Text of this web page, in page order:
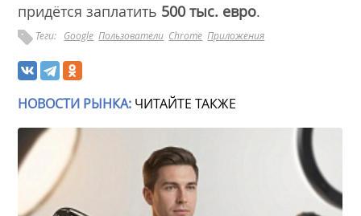
придётся заплатить 500 тыс. евро.
Теги: Google Пользователи Chrome Приложения
НОВОСТИ РЫНКА: ЧИТАЙТЕ ТАКЖЕ